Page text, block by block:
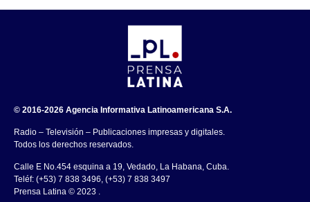
© 2016-2026 Agencia Informativa Latinoamericana S.A.
Radio – Televisión – Publicaciones impresas y digitales.
Todos los derechos reservados.
Calle E No.454 esquina a 19, Vedado, La Habana, Cuba.
Teléf: (+53) 7 838 3496, (+53) 7 838 3497
Prensa Latina © 2023 .